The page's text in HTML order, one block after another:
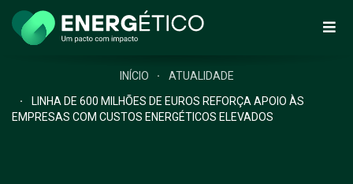
INÍCIO
ATUALIDADE
LINHA DE 600 MILHÕES DE EUROS REFORÇA APOIO ÀS
EMPRESAS COM CUSTOS ENERGÉTICOS ELEVADOS